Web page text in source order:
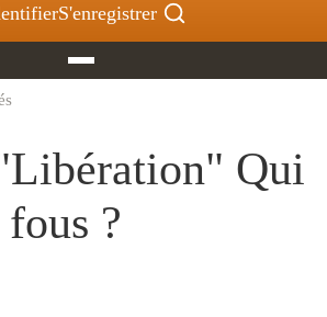
S'enregistrer
Qui
?